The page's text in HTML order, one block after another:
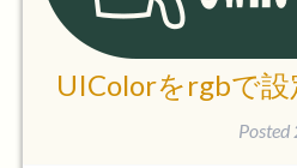
UIColorをrgbで設
Posted